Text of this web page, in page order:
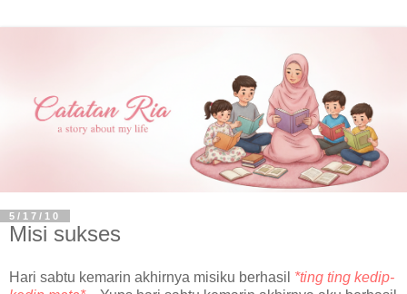
5/17/10
Misi sukses
Hari sabtu kemarin akhirnya misiku berhasil *ting ting kedip-